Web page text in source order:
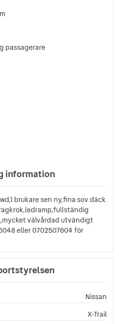
passagerare
information
brukare sen ny,fina sov däck
välvårdad utvändigt
eller 0702507604 för
Nissan
X-Trail